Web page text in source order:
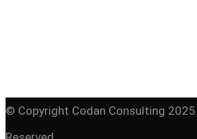
© Copyright Codan Consulting